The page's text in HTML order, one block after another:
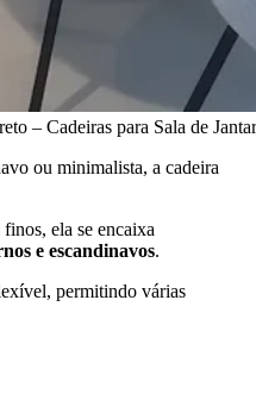
– Cadeiras para Sala de Jantar
ou minimalista, a cadeira
ela se encaixa
e escandinavos.
permitindo várias